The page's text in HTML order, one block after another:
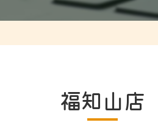
福知山店